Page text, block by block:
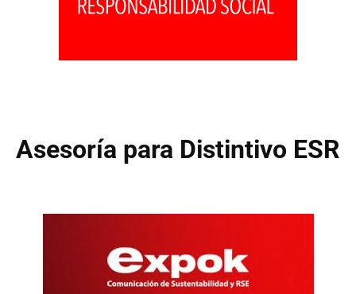
Asesoría para Distintivo ESR